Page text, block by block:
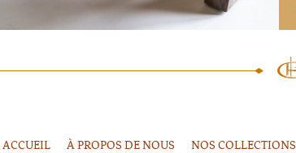
ACCUEIL À PROPOS DE NOUS NOS COLLECTIONS